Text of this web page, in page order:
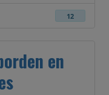
12
en